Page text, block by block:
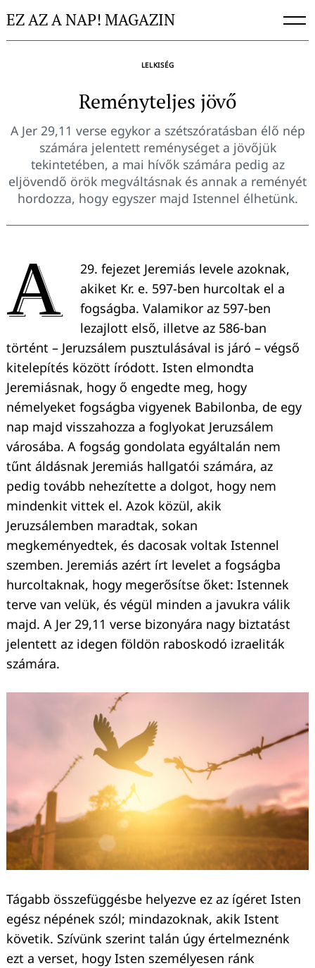
toEZ AZ A NAP! MAGAZIN
LELKISÉG
Reményteljes jövő
A Jer 29,11 verse egykor a szétszóratásban élő nép
számára jelentett reménységet a jövőjük
tekintetében, a mai hívők számára pedig az
eljövendő örök megváltásnak és annak a reményét
hordozza, hogy egyszer majd Istennel élhetünk.
A
29. fejezet Jeremiás levele azoknak,
akiket Kr. e. 597-ben hurcoltak el a
fogságba. Valamikor az 597-ben
lezajlott első, illetve az 586-ban
történt – Jeruzsálem pusztulásával is járó – végső
kitelepítés között íródott. Isten elmondta
Jeremiásnak, hogy ő engedte meg, hogy
némelyeket fogságba vigyenek Babilonba, de egy
nap majd visszahozza a foglyokat Jeruzsálem
városába. A fogság gondolata egyáltalán nem
tűnt áldásnak Jeremiás hallgatói számára, az
pedig tovább nehezítette a dolgot, hogy nem
mindenkit vittek el. Azok közül, akik
Jeruzsálemben maradtak, sokan
megkeményedtek, és dacosak voltak Istennel
szemben. Jeremiás azért írt levelet a fogságba
hurcoltaknak, hogy megerősítse őket: Istennek
terve van velük, és végül minden a javukra válik
majd. A Jer 29,11 verse bizonyára nagy biztatást
jelentett az idegen földön raboskodó izraeliták
számára.
Tágabb összefüggésbe helyezve ez az ígéret Isten
egész népének szól; mindazoknak, akik Istent
követik. Szívünk szerint talán úgy értelmeznénk
ezt a verset, hogy Isten személyesen ránk